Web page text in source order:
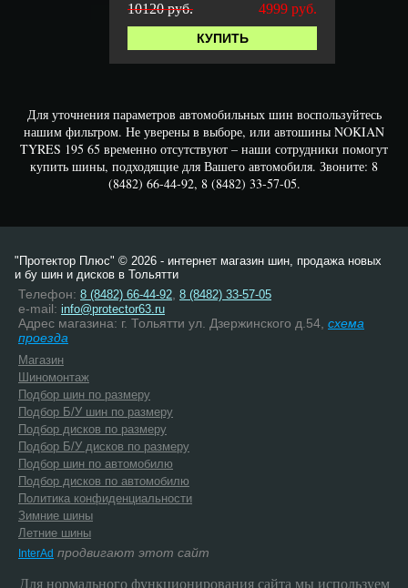
10120 руб. 4999 руб.
КУПИТЬ
Для уточнения параметров автомобильных шин воспользуйтесь
нашим фильтром. Не уверены в выборе, или автошины NOKIAN
TYRES 195 65 временно отсутствуют – наши сотрудники помогут
купить шины, подходящие для Вашего автомобиля. Звоните: 8
(8482) 66-44-92, 8 (8482) 33-57-05.
"Протектор Плюс" © 2026 - интернет магазин шин, продажа новых
и бу шин и дисков в Тольятти
Телефон: 8 (8482) 66-44-92 8 (8482) 33-57-05
e-mail: info@protector63.ru
Адрес магазина: г. Тольятти ул. Дзержинского д.54, схема
проезда
Магазин
Шиномонтаж
Подбор шин по размеру
Подбор Б/У шин по размеру
Подбор дисков по размеру
Подбор Б/У дисков по размеру
Подбор шин по автомобилю
Подбор дисков по автомобилю
Политика конфиденциальности
Зимние шины
Летние шины
InterAd продвигают этот сайт
Для нормального функционирования сайта мы используем